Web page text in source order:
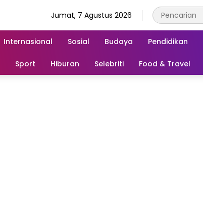
Jumat, 7 Agustus 2026
Internasional Sosial Budaya Pendidikan
Sport Hiburan Selebriti Food & Travel